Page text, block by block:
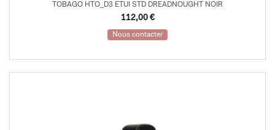
TOBAGO HTO_D3 ETUI STD DREADNOUGHT NOIR
112,00 €
Nous contacter